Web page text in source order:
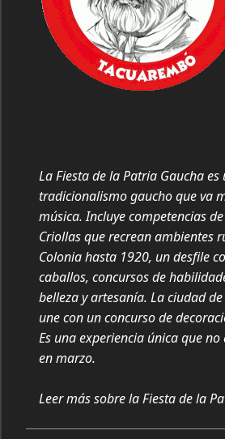
La Fiesta de la Patria Gaucha es
tradicionalismo gaucho que va
música. Incluye competencias
Criollas que recrean ambientes
Colonia hasta 1920, un desfile
caballos, concursos de
belleza y artesanía. La ciudad
une con un concurso de
Es una experiencia única que
en marzo.
Leer más sobre la Fiesta de la